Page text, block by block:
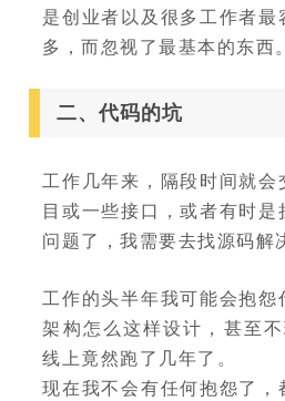
是创业者以及很多工作者最
多，而忽视了最基本的东西。
二、代码的坑
工作几年来，隔段时间就会
目或一些接口，或者有时
问题了，我需要去找源码解
工作的头半年我可能会抱怨
架构怎么这样设计，甚至
线上竟然跑了几年了。
现在我不会有任何抱怨了